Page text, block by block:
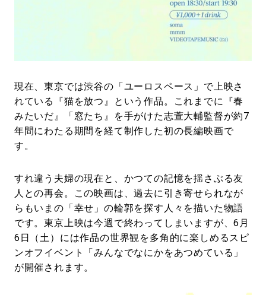
現在、東京では渋谷の「ユーロスペース」で上映さ
れている『猫を放つ』という作品。これまでに『春
みたいだ』「窓たち』を手がけた志萱⼤輔監督が約7
年間にわたる期間を経て制作した初の⻑編映画で
す。
すれ違う夫婦の現在と、かつての記憶を揺さぶる友
⼈との再会。この映画は、過去に引き寄せられなが
らもいまの「幸せ」の輪郭を探す人々を描いた物語
です。東京上映は今週で終わってしまいますが、6月
6日（土）には作品の世界観を多角的に楽しめるスピ
ンオフイベント「みんなでなにかをあつめている」
が開催されます。